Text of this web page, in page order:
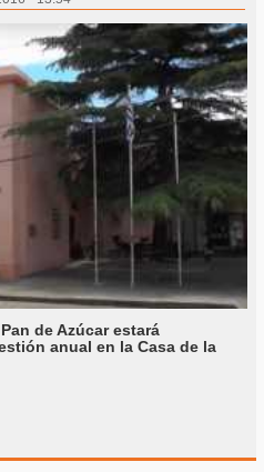
de Azúcar estará
anual en la Casa de la